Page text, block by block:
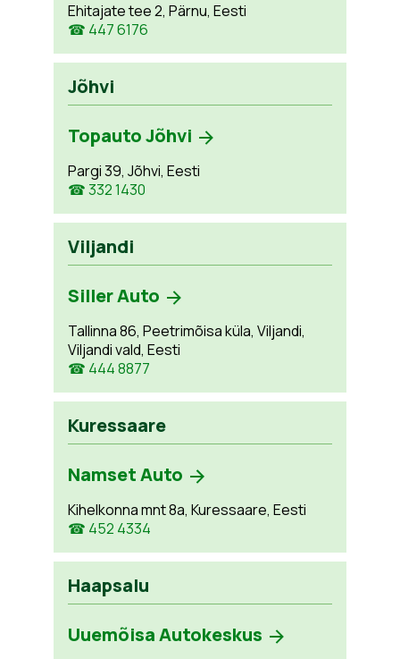
Ehitajate tee 2, Pärnu, Eesti
☎ 447 6176
Jõhvi
Topauto Jõhvi
Pargi 39, Jõhvi, Eesti
☎ 332 1430
Viljandi
Siller Auto
Tallinna 86, Peetrimõisa küla, Viljandi,
Viljandi vald, Eesti
☎ 444 8877
Kuressaare
Namset Auto
Kihelkonna mnt 8a, Kuressaare, Eesti
☎ 452 4334
Haapsalu
Uuemõisa Autokeskus